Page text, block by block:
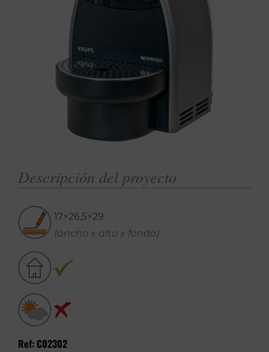
Descripción del proyecto
17×26,5×29
(ancho x alto x fondo)
Ref: C02302